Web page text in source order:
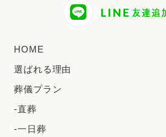
2024年6月
2024年5月
HOME
選ばれる理由
葬儀プラン
-直葬
-一日葬